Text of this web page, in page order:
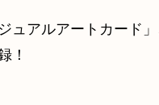
ュアルアートカード
！